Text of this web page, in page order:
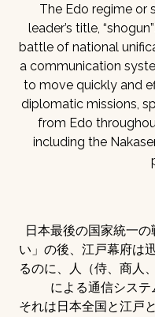
The Edo regime or
leader’s title,
battle of national
a communication
to move quickly and
diplomatic missions,
from Edo
including the
日本最後の国家統一
い」の後、江戸幕府は
るのに、人（侍、商人
による通信システ
それは日本全国と江戸